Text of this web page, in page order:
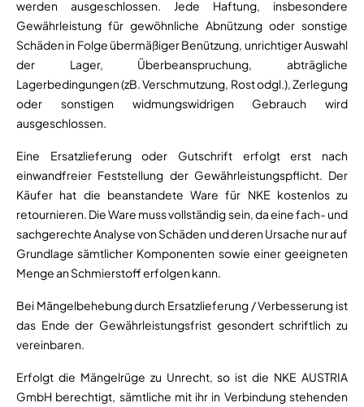
werden ausgeschlossen. Jede Haftung, insbesondere
Gewährleistung für gewöhnliche Abnützung oder sonstige
Schäden in Folge übermäßiger Benützung, unrichtiger Auswahl
der Lager, Überbeanspruchung, abträgliche
Lagerbedingungen (zB. Verschmutzung, Rost odgl.), Zerlegung
oder sonstigen widmungswidrigen Gebrauch wird
ausgeschlossen.
Eine Ersatzlieferung oder Gutschrift erfolgt erst nach
einwandfreier Feststellung der Gewährleistungspflicht. Der
Käufer hat die beanstandete Ware für NKE kostenlos zu
retournieren. Die Ware muss vollständig sein, da eine fach- und
sachgerechte Analyse von Schäden und deren Ursache nur auf
Grundlage sämtlicher Komponenten sowie einer geeigneten
Menge an Schmierstoff erfolgen kann.
Bei Mängelbehebung durch Ersatzlieferung / Verbesserung ist
das Ende der Gewährleistungsfrist gesondert schriftlich zu
vereinbaren.
Erfolgt die Mängelrüge zu Unrecht, so ist die NKE AUSTRIA
GmbH berechtigt, sämtliche mit ihr in Verbindung stehenden